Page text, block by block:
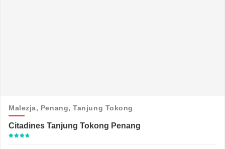
Malezja, Penang,Tanjung Tokong
Citadines Tanjung Tokong Penang